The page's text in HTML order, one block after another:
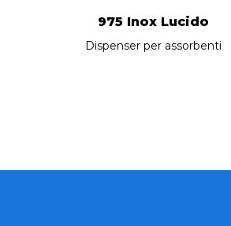
975 Inox Lucido
Dispenser per assorbenti